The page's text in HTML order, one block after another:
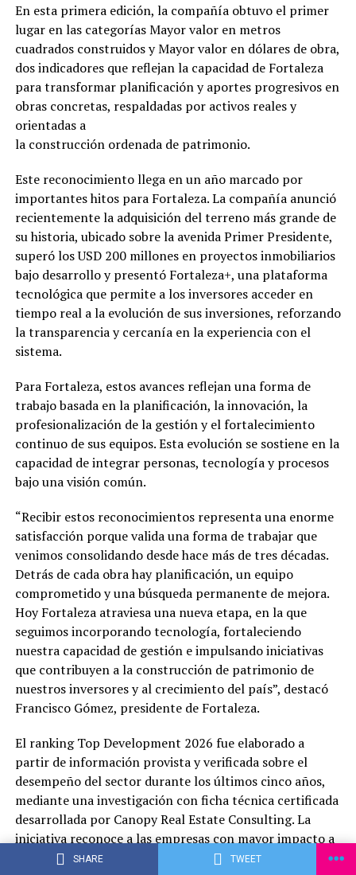
SHARE TWEET
En esta primera edición, la compañía obtuvo el primer
lugar en las categorías Mayor valor en metros
cuadrados construidos y Mayor valor en dólares de obra,
dos indicadores que reflejan la capacidad de Fortaleza
para transformar planificación y aportes progresivos en
obras concretas, respaldadas por activos reales y
orientadas a
la construcción ordenada de patrimonio.
Este reconocimiento llega en un año marcado por
importantes hitos para Fortaleza. La compañía anunció
recientemente la adquisición del terreno más grande de
su historia, ubicado sobre la avenida Primer Presidente,
superó los USD 200 millones en proyectos inmobiliarios
bajo desarrollo y presentó Fortaleza+, una plataforma
tecnológica que permite a los inversores acceder en
tiempo real a la evolución de sus inversiones, reforzando
la transparencia y cercanía en la experiencia con el
sistema.
Para Fortaleza, estos avances reflejan una forma de
trabajo basada en la planificación, la innovación, la
profesionalización de la gestión y el fortalecimiento
continuo de sus equipos. Esta evolución se sostiene en la
capacidad de integrar personas, tecnología y procesos
bajo una visión común.
“Recibir estos reconocimientos representa una enorme
satisfacción porque valida una forma de trabajar que
venimos consolidando desde hace más de tres décadas.
Detrás de cada obra hay planificación, un equipo
comprometido y una búsqueda permanente de mejora.
Hoy Fortaleza atraviesa una nueva etapa, en la que
seguimos incorporando tecnología, fortaleciendo
nuestra capacidad de gestión e impulsando iniciativas
que contribuyen a la construcción de patrimonio de
nuestros inversores y al crecimiento del país”, destacó
Francisco Gómez, presidente de Fortaleza.
El ranking Top Development 2026 fue elaborado a
partir de información provista y verificada sobre el
desempeño del sector durante los últimos cinco años,
mediante una investigación con ficha técnica certificada
desarrollada por Canopy Real Estate Consulting. La
iniciativa reconoce a las empresas con mayor impacto a
partir de indicadores objetivos vinculados con el